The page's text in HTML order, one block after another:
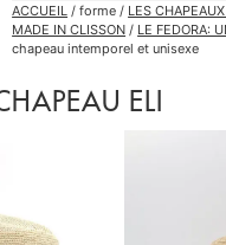
ACCUEIL / forme / LES
MADE IN CLISSON / LE FEDORA:
chapeau intemporel et unisexe
ELI